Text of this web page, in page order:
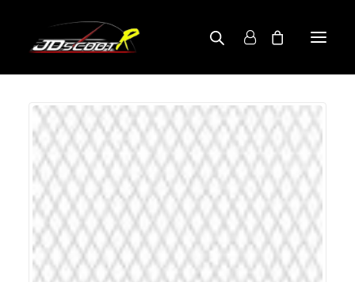
A PROPOS
BOUTIQUE
RECHERCHE PAR MODÈLE
CONTACT